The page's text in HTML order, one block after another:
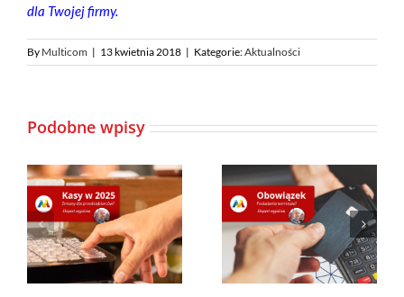
dla Twojej firmy.
By Multicom | 13 kwietnia 2018 | Kategorie:Aktualności
Podobne wpisy